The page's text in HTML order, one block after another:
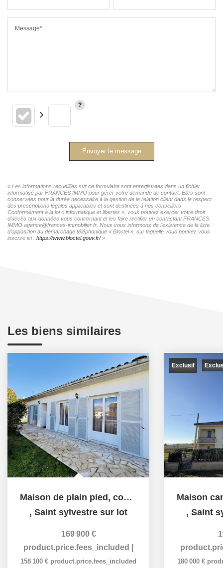
Message*
Envoyer le message
« Les informations recueillies sur ce formulaire sont enregistrées dans un fichier
informatisé par FRANCES IMMO pour gérer votre demande de contact. Elles sont
conservées pour la durée nécessaire à la gestion de la relation client dans le respect
des prescriptions légales applicables et sont destinées à nos conseillers
Conformément à la loi « informatique et libertés », vous pouvez exercer votre droit
d'accès aux données vous concernant et les faire rectifier en contactant FRANCES
IMMO agence@frances-immobilier.fr. Nous vous informons de l'existence de la liste
d'opposition au démarchage téléphonique « Bloctel », sur laquelle vous pouvez vous
inscrire ici : https://www.bloctel.gouv.fr/»
Les biens similaires
Maison de plain pied, commodités accessibles à pied
, Saint sylvestre sur lot
169 900 €
product.price.fees_included
158 100 € product.price.fees_included
Exclusif
, Saint
180 000 €